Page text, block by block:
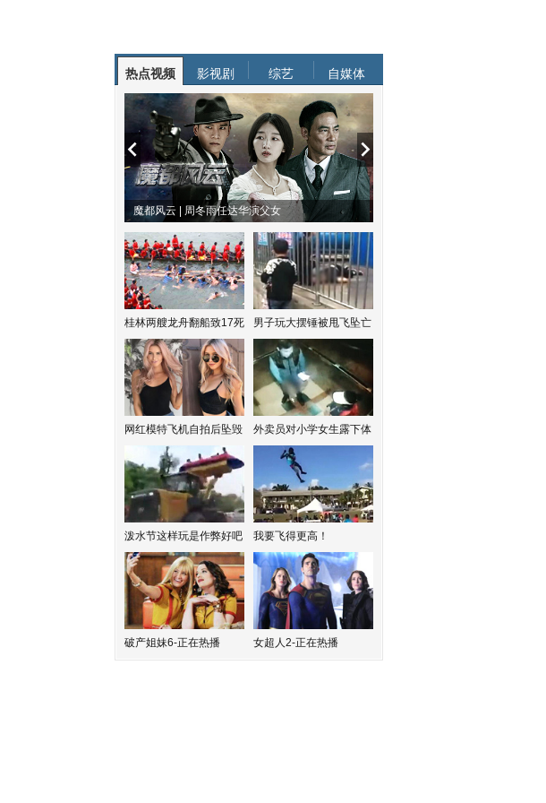
热点视频 影视剧 综艺 自媒体
魔都风云 | 周冬雨任达华演父女
桂林两艘龙舟翻船致17死 男子玩大摆锤被甩飞坠亡
网红模特飞机自拍后坠毁 外卖员对小学女生露下体
泼水节这样玩是作弊好吧 我要飞得更高！
破产姐妹6-正在热播 女超人2-正在热播